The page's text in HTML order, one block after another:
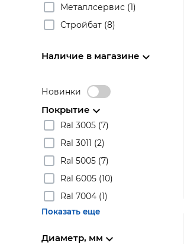
Металлсервис (1)
Стройбат (8)
Наличие в магазине
Новинки
Покрытие
Ral 3005 (7)
Ral 3011 (2)
Ral 5005 (7)
Ral 6005 (10)
Ral 7004 (1)
Показать еще
Диаметр, мм